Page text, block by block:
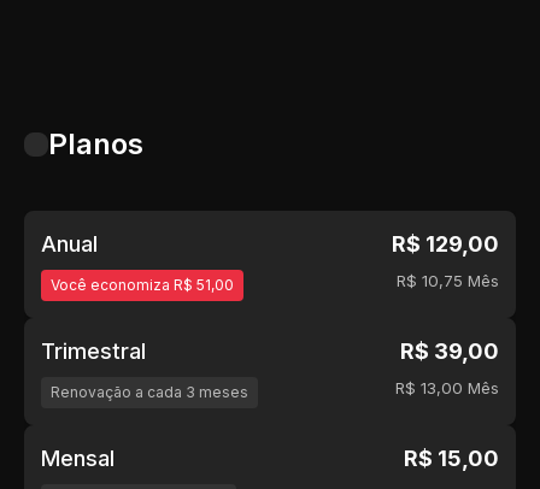
Planos
Anual R$ 129,00
Você economiza R$ 51,00 R$ 10,75 Mês
Trimestral R$ 39,00
Renovação a cada 3 meses R$ 13,00 Mês
Mensal R$ 15,00